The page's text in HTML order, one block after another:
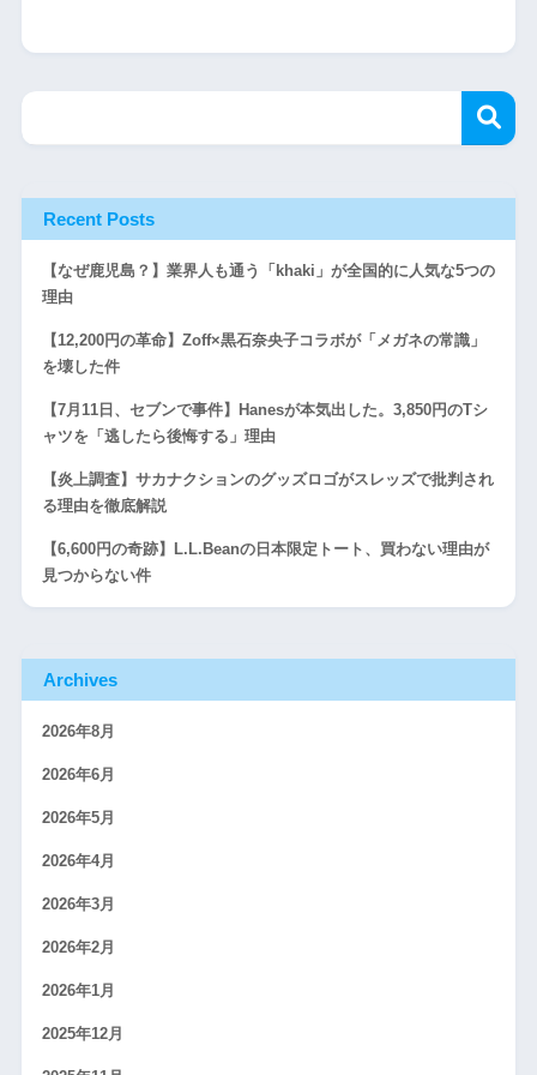
Recent Posts
【なぜ鹿児島？】業界人も通う「khaki」が全国的に人気な5つの
理由
【12,200円の革命】Zoff×黒石奈央子コラボが「メガネの常識」
を壊した件
【7月11日、セブンで事件】Hanesが本気出した。3,850円のTシ
ャツを「逃したら後悔する」理由
【炎上調査】サカナクションのグッズロゴがスレッズで批判され
る理由を徹底解説
【6,600円の奇跡】L.L.Beanの日本限定トート、買わない理由が
見つからない件
Archives
2026年8月
2026年6月
2026年5月
2026年4月
2026年3月
2026年2月
2026年1月
2025年12月